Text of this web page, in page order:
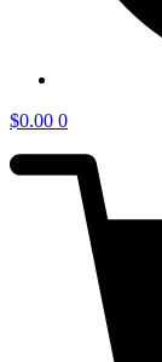
$0.00 0